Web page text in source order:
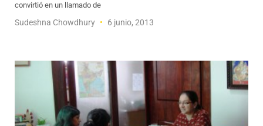
convirtió en un llamado de
Sudeshna Chowdhury 6 junio, 2013